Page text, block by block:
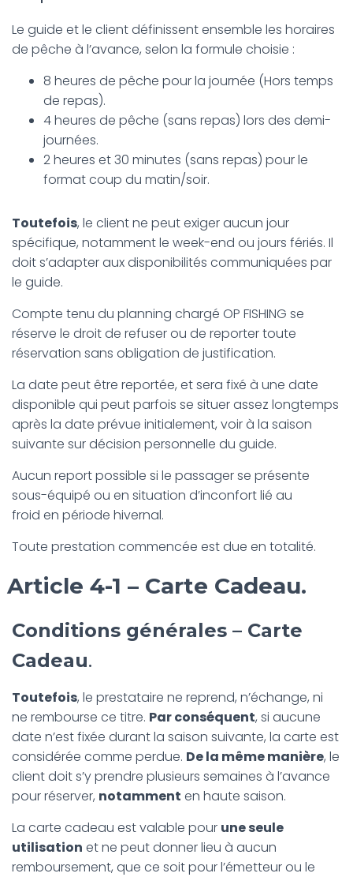
Le guide et le client définissent ensemble les horaires
de pêche à l’avance, selon la formule choisie :
8 heures de pêche pour la journée (Hors temps
de repas).
4 heures de pêche (sans repas) lors des demi-
journées.
2 heures et 30 minutes (sans repas) pour le
format coup du matin/soir.
Toutefois, le client ne peut exiger aucun jour
spécifique, notamment le week-end ou jours fériés. Il
doit s’adapter aux disponibilités communiquées par
le guide.
Compte tenu du planning chargé OP FISHING se
réserve le droit de refuser ou de reporter toute
réservation sans obligation de justification.
La date peut être reportée, et sera fixé à une date
disponible qui peut parfois se situer assez longtemps
après la date prévue initialement, voir à la saison
suivante sur décision personnelle du guide.
Aucun report possible si le passager se présente
sous-équipé ou en situation d’inconfort lié au
froid en période hivernal.
Toute prestation commencée est due en totalité.
Article 4-1 – Carte Cadeau.
Conditions générales – Carte
Cadeau.
Toutefois, le prestataire ne reprend, n’échange, ni
ne rembourse ce titre. Par conséquent, si aucune
date n’est fixée durant la saison suivante, la carte est
considérée comme perdue. De la même manière, le
client doit s’y prendre plusieurs semaines à l’avance
pour réserver, notamment en haute saison.
La carte cadeau est valable pour une seule
utilisation et ne peut donner lieu à aucun
remboursement, que ce soit pour l’émetteur ou le